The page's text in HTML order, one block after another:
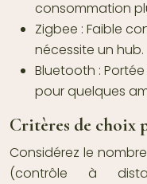
consommation
Zigbee : Faible
nécessite un hub.
Bluetooth :
pour quelques
Critères de choix
Considérez le
(contrôle à